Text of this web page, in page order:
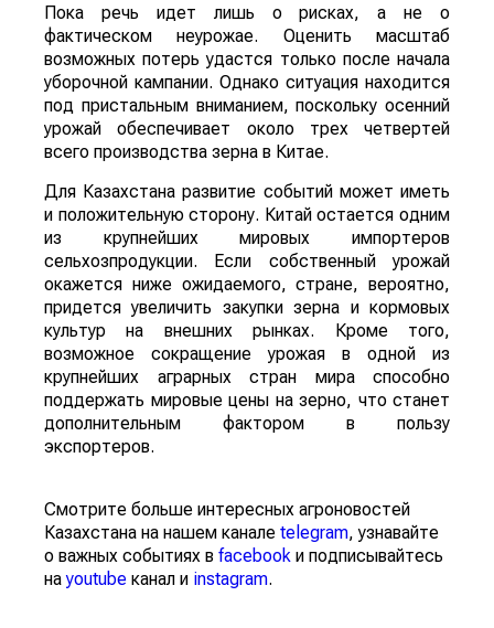
Пока речь идет лишь о рисках, а не о
фактическом неурожае. Оценить масштаб
возможных потерь удастся только после начала
уборочной кампании. Однако ситуация находится
под пристальным вниманием, поскольку осенний
урожай обеспечивает около трех четвертей
всего производства зерна в Китае.
Для Казахстана развитие событий может иметь
и положительную сторону. Китай остается одним
из крупнейших мировых импортеров
сельхозпродукции. Если собственный урожай
окажется ниже ожидаемого, стране, вероятно,
придется увеличить закупки зерна и кормовых
культур на внешних рынках. Кроме того,
возможное сокращение урожая в одной из
крупнейших аграрных стран мира способно
поддержать мировые цены на зерно, что станет
дополнительным фактором в пользу
экспортеров.
Смотрите больше интересных агроновостей
Казахстана на нашем канале telegram, узнавайте
о важных событиях в facebook и подписывайтесь
наyoutube канал и instagram.